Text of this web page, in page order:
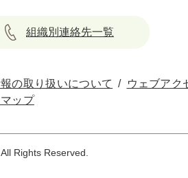
組織別連絡先一覧
の取り扱いについて
ウェブアク
ップ
Rights Reserved.